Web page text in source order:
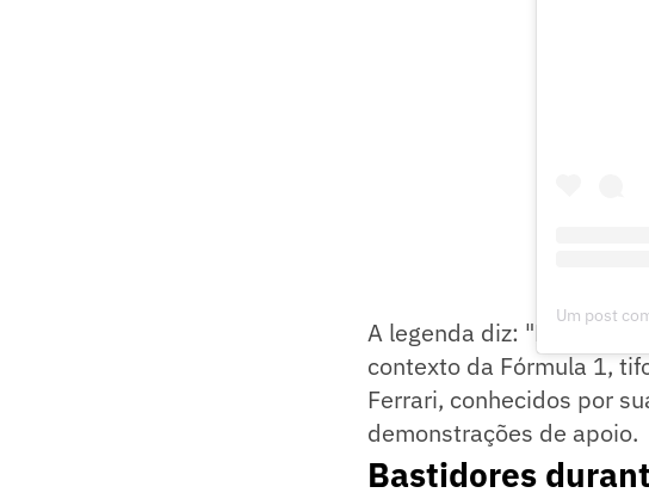
Um post
A legenda diz: "Pilotos &
contexto da Fórmula 1,
Ferrari, conhecidos por
demonstrações de apoio.
Bastidores